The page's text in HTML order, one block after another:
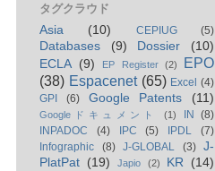
タグクラウド
Asia
(10) CEPIUG (5)
Databases (9) Dossier
(10)
ECLA (9) EP Register (2)
EPO
(38) Espacenet (65) Excel (4)
GPI
(6) Google Patents (11)
Googleドキュメント (1) IN
(8)
INPADOC
(4) IPC (5) IPDL
(7)
Infographic
(8) J-GLOBAL (3)
J-
PlatPat (19) Japio (2) KR
(14)